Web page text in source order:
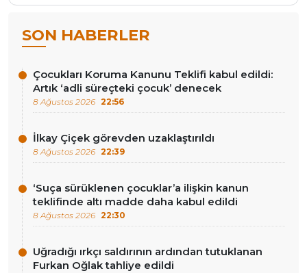
SON HABERLER
Çocukları Koruma Kanunu Teklifi kabul edildi:
Artık ‘adli süreçteki çocuk’ denecek
8 Ağustos 2026 22:56
İlkay Çiçek görevden uzaklaştırıldı
8 Ağustos 2026 22:39
‘Suça sürüklenen çocuklar’a ilişkin kanun
teklifinde altı madde daha kabul edildi
8 Ağustos 2026 22:30
Uğradığı ırkçı saldırının ardından tutuklanan
Furkan Oğlak tahliye edildi